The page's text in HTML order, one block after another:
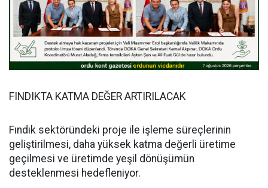
FINDIKTA KATMA DEĞER ARTIRILACAK
Fındık sektöründeki proje ile işleme süreçlerinin
geliştirilmesi, daha yüksek katma değerli üretime
geçilmesi ve üretimde yeşil dönüşümün
desteklenmesi hedefleniyor.